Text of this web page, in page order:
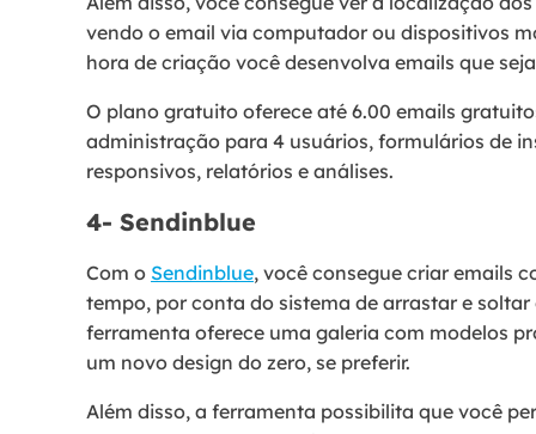
vendo o email via computador ou dispositivos
hora de criação você desenvolva emails que
O plano gratuito oferece até 6.00 emails
administração para 4 usuários, formulários de
responsivos, relatórios e análises.
4- Sendinblue
Com o Sendinblue, você consegue criar emails
tempo, por conta do sistema de arrastar e soltar
ferramenta oferece uma galeria com modelos
um novo design do zero, se preferir.
Além disso, a ferramenta possibilita que você